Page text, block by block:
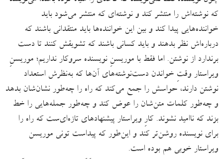
که نوشته‌اش را منتشر کند و نوشته‌ای که منتشر می‌شود باید
خواننده‌هایی پیدا کند و بین این خواننده‌ها باید منتقدانی باشند که
درباره‌اش نظر بدهند و باید کسانی باشند که تشویقش کنند تا دست
برندارد از نوشتن. اما فقط با موریسنِ نویسنده سروکار نداریم؛ موریسنِ
ویراستار وقتِ خواندن دست‌نوشته‌های آن‌ها که به‌نظرش استعداد
نوشتن دارند، حواسش را جمع می‌کند که راه را چه‌طور نشان‌شان بدهد
و چه‌طور کلمات متن‌شان را عوض کند و چه‌طور جمله‌هایی را خط
بزند که ناامید نشوند. کارِ ویراستار پیشنهادهای تازه‌ای‌ست که راه را
برای نویسنده روشن‌تر کند و این‌طور که پیداست تونی موریسن
ویراستار خوبی هم بوده است.